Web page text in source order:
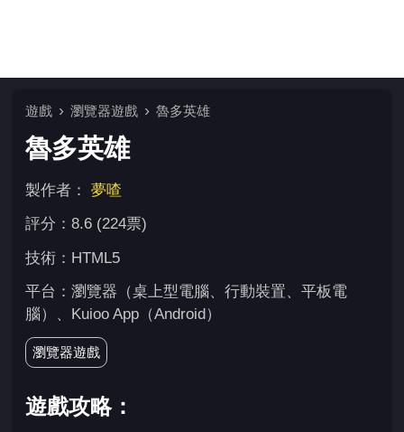
遊戲 瀏覽器遊戲 魯多英雄
魯多英雄
製作者： 夢喳
評分：8.6 (224票)
技術：HTML5
平台：瀏覽器（桌上型電腦、行動裝置、平板電
腦）、Kuioo App（Android）
瀏覽器遊戲
遊戲攻略：